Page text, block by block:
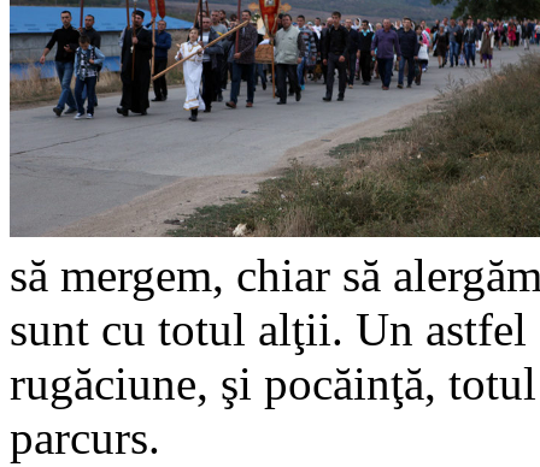
să mergem, chiar să
sunt cu totul alţii. Un astfel
rugăciune, şi pocăinţă,
parcurs.